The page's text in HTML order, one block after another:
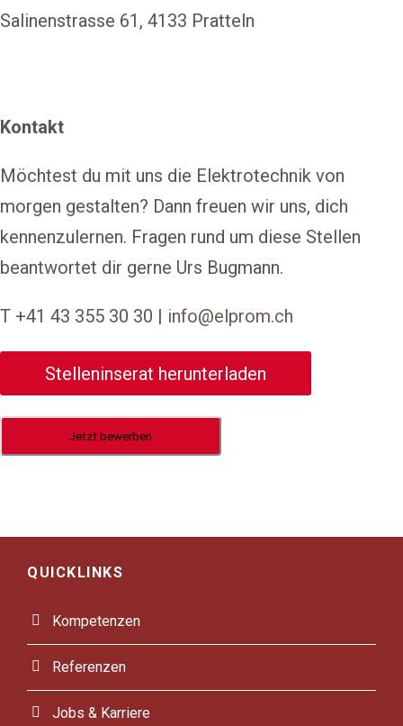
Salinenstrasse 61, 4133 Pratteln
Kontakt
Möchtest du mit uns die Elektrotechnik von
morgen gestalten? Dann freuen wir uns, dich
kennenzulernen. Fragen rund um diese Stellen
beantwortet dir gerne Urs Bugmann.
T +41 43 355 30 30 | info@elprom.ch
Stelleninserat herunterladen
Jetzt bewerben
QUICKLINKS
Kompetenzen
Referenzen
Jobs & Karriere